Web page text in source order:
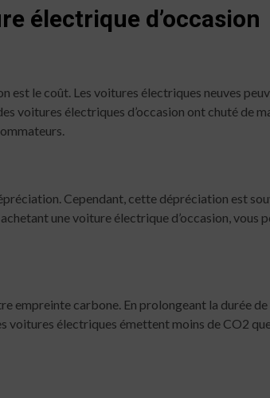
électrique d’occasion
est le coût. Les voitures électriques neuves
voitures électriques d’occasion ont chuté de
Cependant, cette dépréciation est
une voiture électrique d’occasion,
carbone. En prolongeant la durée
voitures électriques émettent moins de CO2